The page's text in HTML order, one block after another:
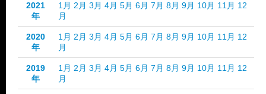
2021
年
1月 2月 3月 4月 5月 6月 7月 8月 9月 10月 11月 12
月
2020
年
1月 2月 3月 4月 5月 6月 7月 8月 9月 10月 11月 12
月
2019
年
1月 2月 3月 4月 5月 6月 7月 8月 9月 10月 11月 12
月